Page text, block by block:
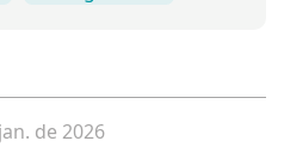
de 2026